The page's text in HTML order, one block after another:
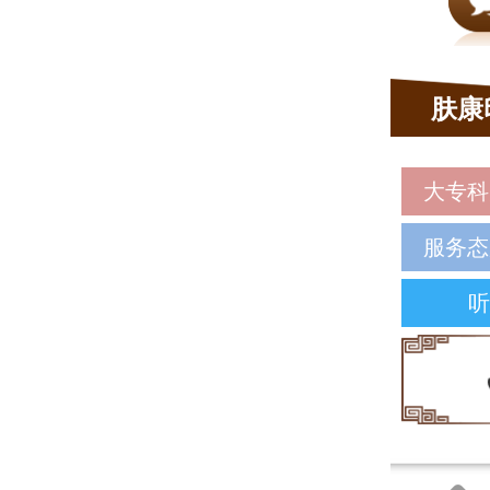
肤
大专
服务